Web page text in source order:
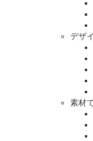
デザ
素材